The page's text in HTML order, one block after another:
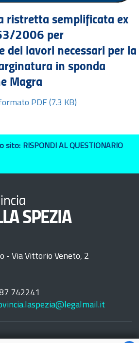
ristretta semplificata ex
2006 per
dei lavori necessari per la
in sponda
Magra
PDF (7.3 KB)
sito: RISPONDI AL QUESTIONARIO
SPEZIA
- Via Vittorio Veneto, 2
742241